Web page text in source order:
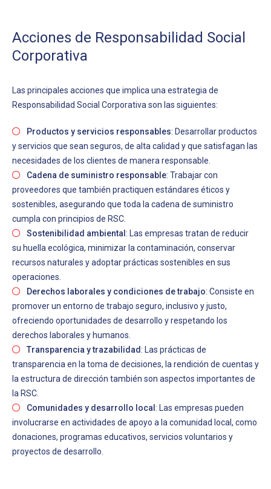
Acciones de Responsabilidad Social
Corporativa
Las principales acciones que implica una estrategia de
Responsabilidad Social Corporativa son las siguientes:
Productos y servicios responsables: Desarrollar productos
y servicios que sean seguros, de alta calidad y que satisfagan las
necesidades de los clientes de manera responsable.
Cadena de suministro responsable: Trabajar con
proveedores que también practiquen estándares éticos y
sostenibles, asegurando que toda la cadena de suministro
cumpla con principios de RSC.
Sostenibilidad ambiental: Las empresas tratan de reducir
su huella ecológica, minimizar la contaminación, conservar
recursos naturales y adoptar prácticas sostenibles en sus
operaciones.
Derechos laborales y condiciones de trabajo: Consiste en
promover un entorno de trabajo seguro, inclusivo y justo,
ofreciendo oportunidades de desarrollo y respetando los
derechos laborales y humanos.
Transparencia y trazabilidad: Las prácticas de
transparencia en la toma de decisiones, la rendición de cuentas y
la estructura de dirección también son aspectos importantes de
la RSC.
Comunidades y desarrollo local: Las empresas pueden
involucrarse en actividades de apoyo a la comunidad local, como
donaciones, programas educativos, servicios voluntarios y
proyectos de desarrollo.